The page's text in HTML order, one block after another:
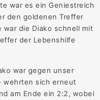
war es ein Geniestreich
den goldenen Treffer
war die Diako schnell mit
der Lebenshilfe
war gegen unser
wehrten sich erneut
am Ende ein 2:2, wobei